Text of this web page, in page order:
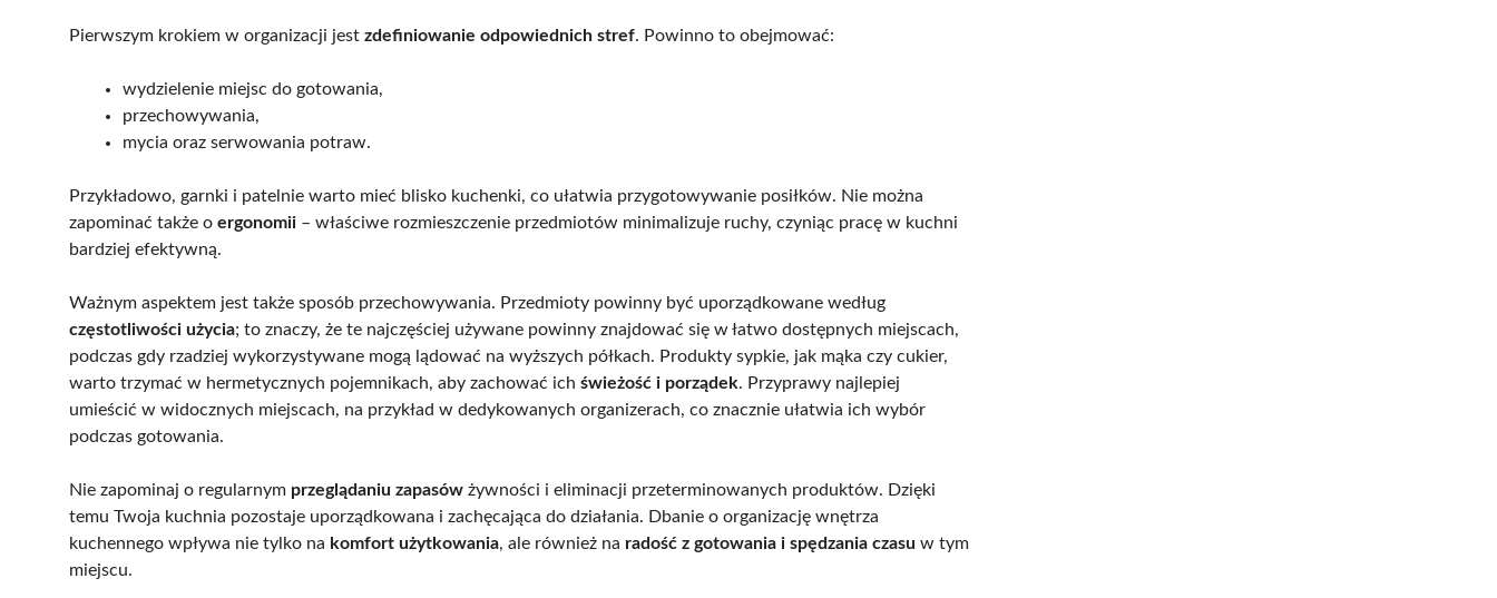
Pierwszym krokiem w organizacji jest zdefiniowanie odpowiednich stref. Powinno to obejmować:
wydzielenie miejsc do gotowania,
przechowywania,
mycia oraz serwowania potraw.
Przykładowo, garnki i patelnie warto mieć blisko kuchenki, co ułatwia przygotowywanie posiłków. Nie można
zapominać także o ergonomii – właściwe rozmieszczenie przedmiotów minimalizuje ruchy, czyniąc pracę w kuchni
bardziej efektywną.
Ważnym aspektem jest także sposób przechowywania. Przedmioty powinny być uporządkowane według
częstotliwości użycia; to znaczy, że te najczęściej używane powinny znajdować się w łatwo dostępnych miejscach,
podczas gdy rzadziej wykorzystywane mogą lądować na wyższych półkach. Produkty sypkie, jak mąka czy cukier,
warto trzymać w hermetycznych pojemnikach, aby zachować ich świeżość i porządek. Przyprawy najlepiej
umieścić w widocznych miejscach, na przykład w dedykowanych organizerach, co znacznie ułatwia ich wybór
podczas gotowania.
Nie zapominaj o regularnym przeglądaniu zapasów żywności i eliminacji przeterminowanych produktów. Dzięki
temu Twoja kuchnia pozostaje uporządkowana i zachęcająca do działania. Dbanie o organizację wnętrza
kuchennego wpływa nie tylko na komfort użytkowania, ale również na radość z gotowania i spędzania czasu w tym
miejscu.